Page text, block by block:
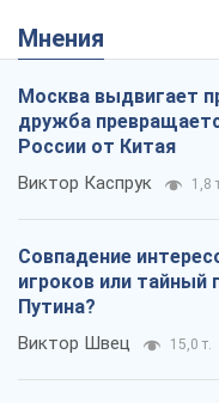
Мнения
Москва выдвигает
дружба
России от Китая
Виктор Каспрук 1,8
Совпадение
игроков или тайный
Путина?
Виктор Швец 15,0 т.